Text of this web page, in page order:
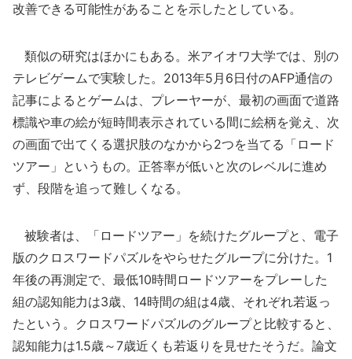
改善できる可能性があることを示したとしている。
類似の研究はほかにもある。米アイオワ大学では、別の
テレビゲームで実験した。2013年5月6日付のAFP通信の
記事によるとゲームは、プレーヤーが、最初の画面で道路
標識や車の絵が短時間表示されている間に絵柄を覚え、次
の画面で出てくる選択肢のなかから2つを当てる「ロード
ツアー」というもの。正答率が低いと次のレベルに進め
ず、段階を追って難しくなる。
被験者は、「ロードツアー」を続けたグループと、電子
版のクロスワードパズルをやらせたグループに分けた。1
年後の再測定で、最低10時間ロードツアーをプレーした
組の認知能力は3歳、14時間の組は4歳、それぞれ若返っ
たという。クロスワードパズルのグループと比較すると、
認知能力は1.5歳～7歳近くも若返りを見せたそうだ。論文